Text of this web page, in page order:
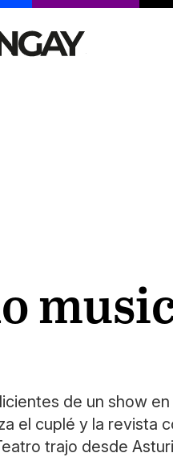
de un show
el cuplé y la revista
trajo desde